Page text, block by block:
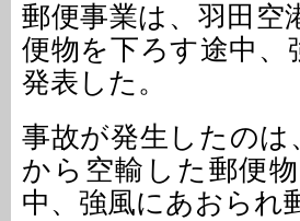
郵便事業は、羽田空
便物を下ろす途中、
発表した。
事故が発生したのは
から空輸した郵便
中、強風にあおられ